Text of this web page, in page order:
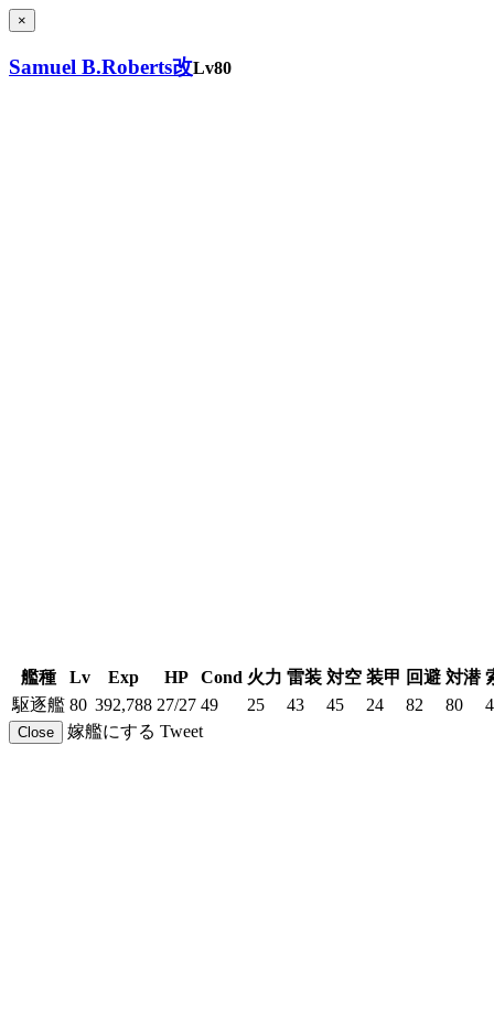
×
Samuel B.Roberts改Lv80
艦種 Lv Exp HP Cond 火力 雷装 対空 装甲 回避 対潜
駆逐艦 80 392,788 27/27 49 25 43 45 24 82 80
Close 嫁艦にする Tweet